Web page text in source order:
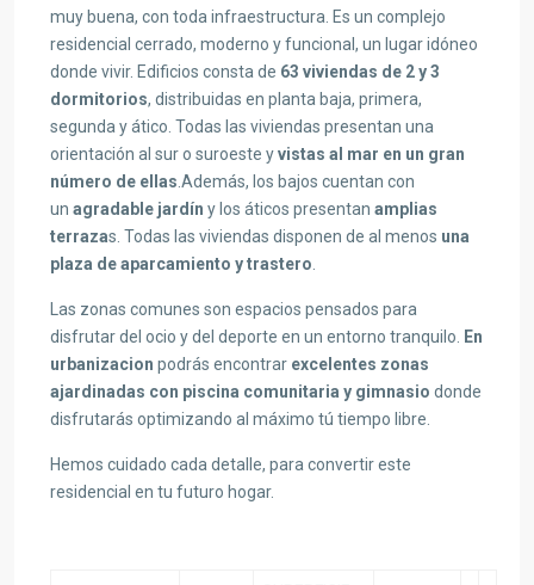
muy buena, con toda infraestructura. Es un complejo
residencial cerrado, moderno y funcional, un lugar idóneo
donde vivir. Edificios consta de 63 viviendas de 2 y 3
dormitorios, distribuidas en planta baja, primera,
segunda y ático. Todas las viviendas presentan una
orientación al sur o suroeste yvistas al mar en un gran
número de ellas .Además, los bajos cuentan con
un agradable jardín y los áticos presentan amplias
terrazas. Todas las viviendas disponen de al menos una
plaza de aparcamiento y trastero
Las zonas comunes son espacios pensados para
disfrutar del ocio y del deporte en un entorno tranquilo.
En
urbanizacion podrás encontrar excelentes zonas
ajardinadas con piscina comunitaria y gimnasio donde
disfrutarás optimizando al máximo tú tiempo libre.
Hemos cuidado cada detalle, para convertir este
residencial en tu futuro hogar.